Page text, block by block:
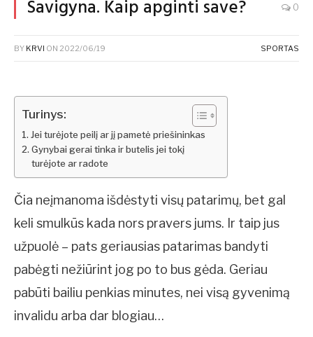
Savigyna. Kaip apginti save? 0
BY KRVI ON 2022/06/19 SPORTAS
Turinys:
Jei turėjote peilį ar jį pametė priešininkas
Gynybai gerai tinka ir butelis jei tokį
turėjote ar radote
Čia neįmanoma išdėstyti visų patarimų, bet gal
keli smulkūs kada nors pravers jums. Ir taip jus
užpuolė – pats geriausias patarimas bandyti
pabėgti nežiūrint jog po to bus gėda. Geriau
pabūti bailiu penkias minutes, nei visą gyvenimą
invalidu arba dar blogiau…